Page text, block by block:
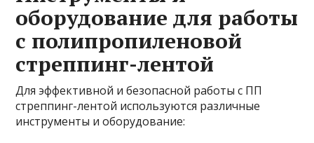
оборудование для работы
с полипропиленовой
стреппинг-лентой
Для эффективной и безопасной работы с ПП
стреппинг-лентой используются различные
инструменты и оборудование: